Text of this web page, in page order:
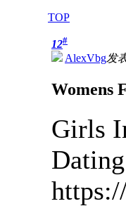
TOP
12#
AlexVbg发
Womens
Girls
Dating